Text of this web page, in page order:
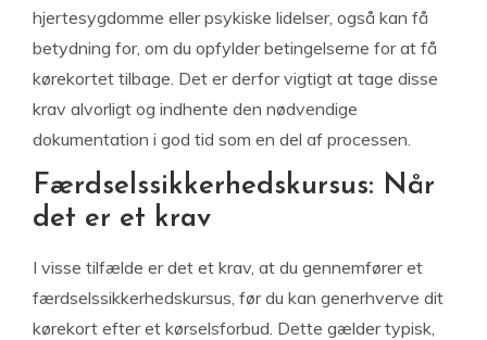
hjertesygdomme eller psykiske lidelser, også kan få
betydning for, om du opfylder betingelserne for at få
kørekortet tilbage. Det er derfor vigtigt at tage disse
krav alvorligt og indhente den nødvendige
dokumentation i god tid som en del af processen.
Færdselssikkerhedskursus: Når
det er et krav
I visse tilfælde er det et krav, at du gennemfører et
færdselssikkerhedskursus, før du kan generhverve dit
kørekort efter et kørselsforbud. Dette gælder typisk,